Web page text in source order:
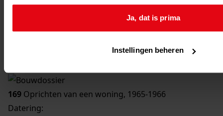
Ja, dat is prima
Instellingen beheren
169 Oprichten van een woning, 1965-1966
Datering: